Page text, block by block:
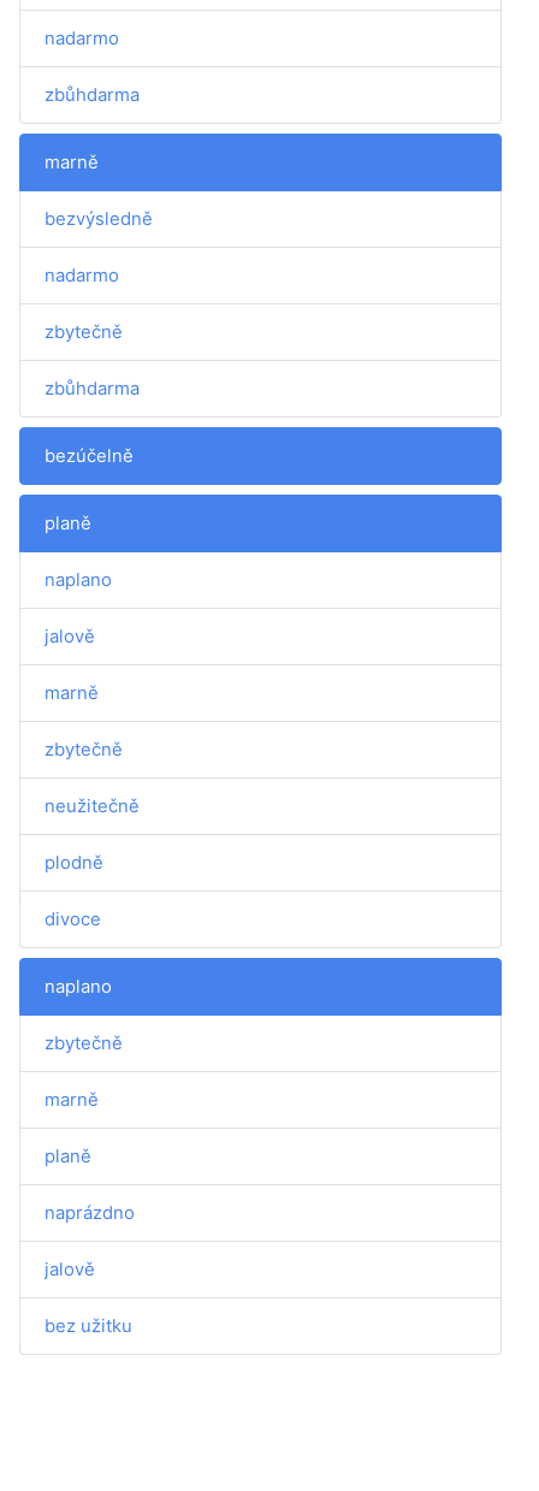
nadarmo
zbůhdarma
marně
bezvýsledně
nadarmo
zbytečně
zbůhdarma
bezúčelně
planě
naplano
jalově
marně
zbytečně
neužitečně
plodně
divoce
naplano
zbytečně
marně
planě
naprázdno
jalově
bez užitku